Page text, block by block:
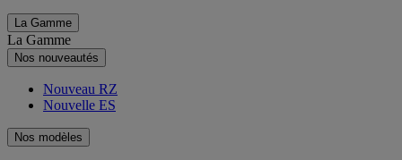
La Gamme
La Gamme
Nos nouveautés
Nouveau RZ
Nouvelle ES
Nos modèles